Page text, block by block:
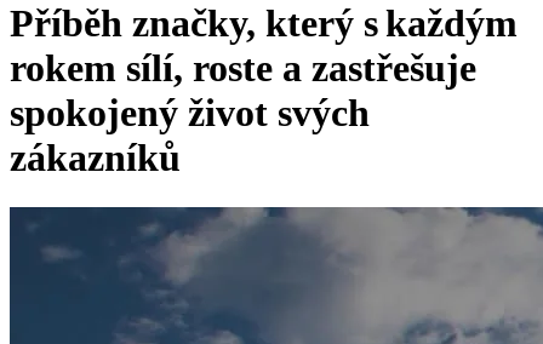
Příběh značky, který s každým
rokem sílí, roste a zastřešuje
spokojený život svých
zákazníků